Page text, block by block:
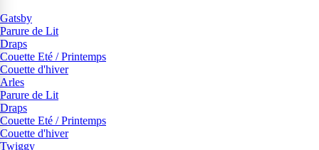
Gatsby
Parure de Lit
Draps
Couette Eté / Printemps
Couette d'hiver
Arles
Parure de Lit
Draps
Couette Eté / Printemps
Couette d'hiver
Twiggy